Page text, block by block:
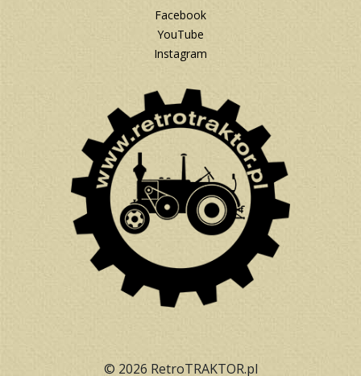
Facebook
YouTube
Instagram
© 2026 RetroTRAKTOR.pl